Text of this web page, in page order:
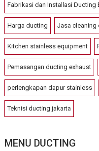
Fabrikasi dan Installasi Ducting
Harga ducting Jasa cleaning
Kitchen stainless equipment
Pemasangan ducting exhaust
perlengkapan dapur stainless
Teknisi ducting jakarta
MENU DUCTING